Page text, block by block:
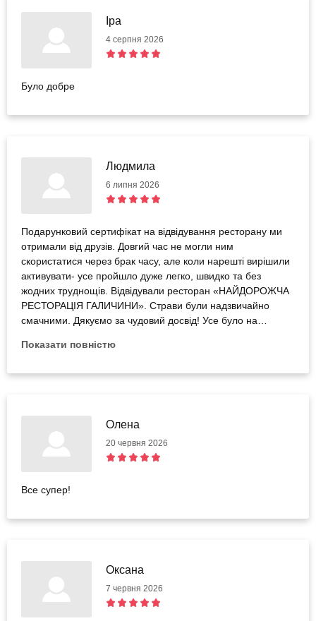
Іра
4 серпня 2026
Було добре
Людмила
6 липня 2026
Подарунковий сертифікат на відвідування ресторану ми
отримали від друзів. Довгий час не могли ним
скористатися через брак часу, але коли нарешті вирішили
активувати- усе пройшло дуже легко, швидко та без
жодних труднощів. Відвідували ресторан «НАЙДОРОЖЧА
РЕСТОРАЦІЯ ГАЛИЧИНИ». Страви були надзвичайно
смачними. Дякуємо за чудовий досвід! Усе було на
ресторан, так і сертифікати на його відвідування — це
Показати повністю
Олена
20 червня 2026
Все супер!
Оксана
7 червня 2026